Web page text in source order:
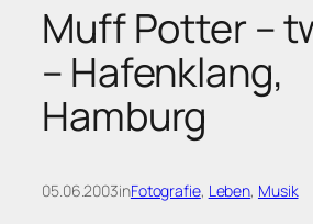
Muff Potter –
– Hafenklang,
Hamburg
05.06.2003inFotografie, Leben, Musik